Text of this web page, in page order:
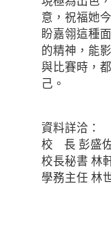
意，祝福她
盼嘉翎這種
的精神，能
與比賽時，
己。
資料詳洽：
校 長 彭盛
校長秘書 林
學務主任 林